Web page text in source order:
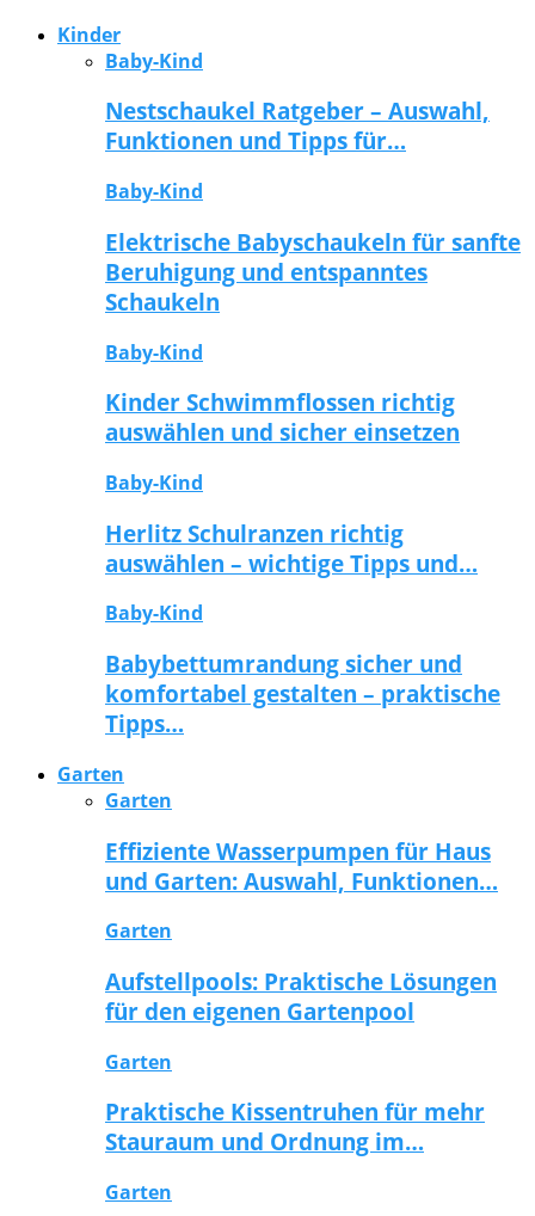
Kinder
Baby-Kind
Nestschaukel Ratgeber – Auswahl,
Funktionen und Tipps für…
Baby-Kind
Elektrische Babyschaukeln für sanfte
Beruhigung und entspanntes
Schaukeln
Baby-Kind
Kinder Schwimmflossen richtig
auswählen und sicher einsetzen
Baby-Kind
Herlitz Schulranzen richtig
auswählen – wichtige Tipps und…
Baby-Kind
Babybettumrandung sicher und
komfortabel gestalten – praktische
Tipps…
Garten
Garten
Effiziente Wasserpumpen für Haus
und Garten: Auswahl, Funktionen…
Garten
Aufstellpools: Praktische Lösungen
für den eigenen Gartenpool
Garten
Praktische Kissentruhen für mehr
Stauraum und Ordnung im…
Garten